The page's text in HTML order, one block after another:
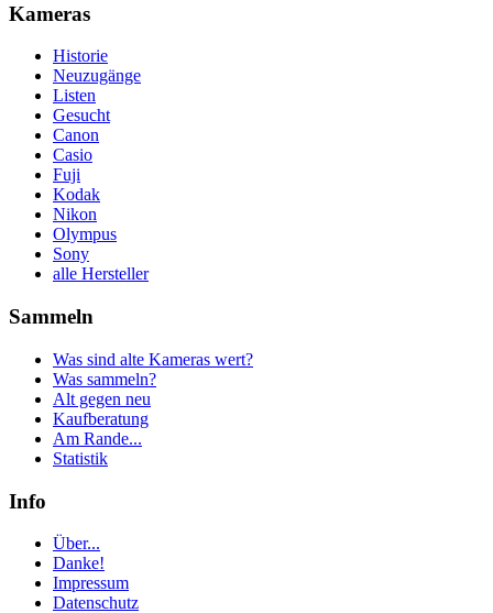
Kameras
Historie
Neuzugänge
Listen
Gesucht
Canon
Casio
Fuji
Kodak
Nikon
Olympus
Sony
alle Hersteller
Sammeln
Was sind alte Kameras wert?
Was sammeln?
Alt gegen neu
Kaufberatung
Am Rande...
Statistik
Info
Über...
Danke!
Impressum
Datenschutz